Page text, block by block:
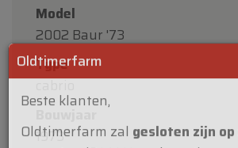
Model
2002 Baur '73
Type
cabrio
1973
Oldtimerfarm
Beste klanten,